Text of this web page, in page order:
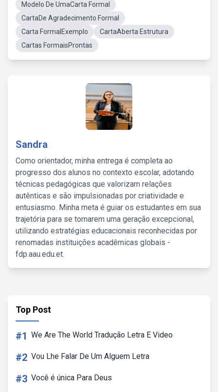
Modelo De UmaCarta Formal
CartaDe Agradecimento Formal
Carta FormalExemplo
CartaAberta Estrutura
Cartas FormaisProntas
Sandra
Como orientador, minha entrega é completa ao
progresso dos alunos no contexto escolar, adotando
técnicas pedagógicas que valorizam relações
autênticas e são impulsionadas por criatividade e
entusiasmo. Minha meta é guiar os estudantes em sua
trajetória para se tornarem uma geração excepcional,
utilizando estratégias educacionais reconhecidas por
renomadas instituições acadêmicas globais -
fdp.aau.edu.et.
Top Post
#1 We Are The World Tradução Letra E Video
#2 Vou Lhe Falar De Um Alguem Letra
#3 Você é única Para Deus